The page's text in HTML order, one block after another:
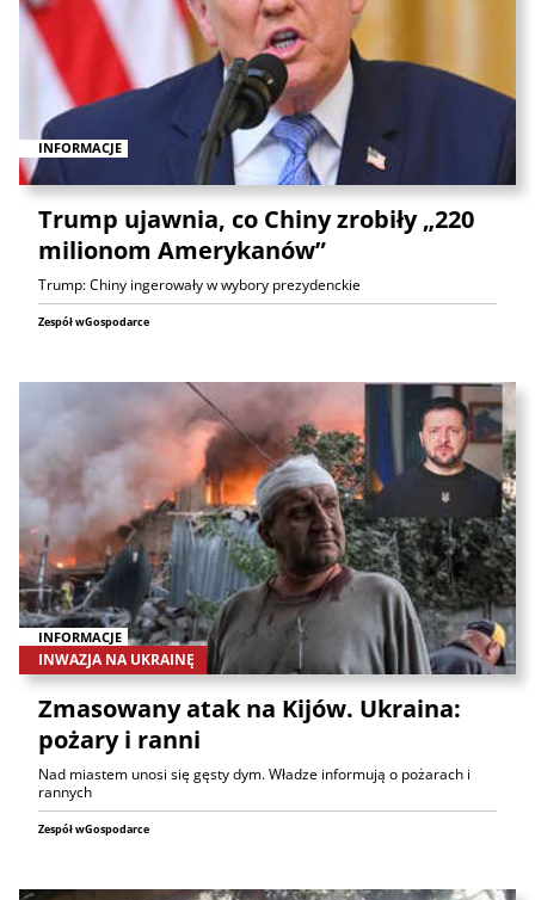
INFORMACJE
Trump ujawnia, co Chiny zrobiły „220
milionom Amerykanów”
Trump: Chiny ingerowały w wybory prezydenckie
Zespół wGospodarce
INFORMACJE
INWAZJA NA UKRAINĘ
Zmasowany atak na Kijów. Ukraina:
pożary i ranni
Nad miastem unosi się gęsty dym. Władze informują o pożarach i
rannych
Zespół wGospodarce